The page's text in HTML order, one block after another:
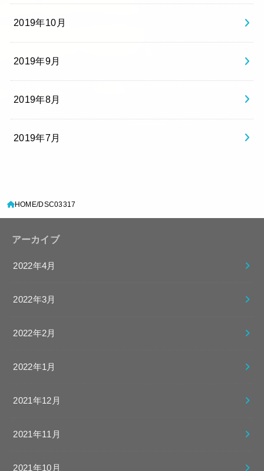
2019年10月
2019年9月
2019年8月
2019年7月
HOME DSC03317
アーカイブ
2022年4月
2022年3月
2022年2月
2022年1月
2021年12月
2021年11月
2021年10月